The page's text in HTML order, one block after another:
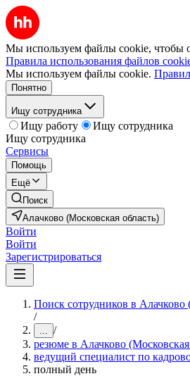
Мы используем файлы cookie, чтобы
Правила использования файлов
Мы используем файлы cookie.
Понятно
Ищу сотрудника
Ищу работу
Ищу сотрудника
Ищу сотрудника
Сервисы
Помощь
Ещё
Поиск
Алачково (Московская область)
Войти
Войти
Зарегистрироваться
Поиск сотрудников в Алачково
/
... /
резюме в Алачково (Московская
ведущий специалист по
полный день